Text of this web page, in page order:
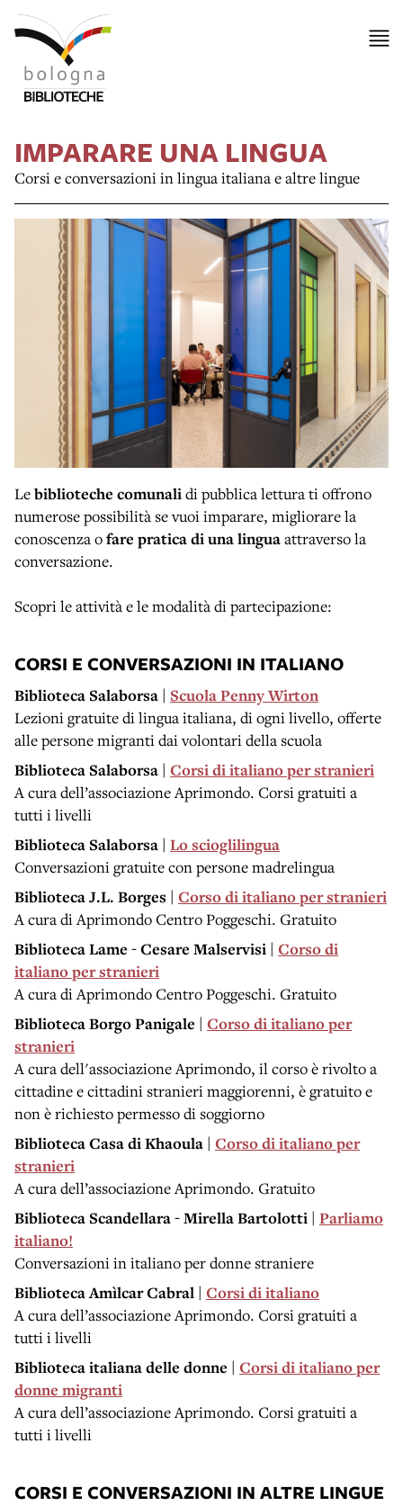
IMPARARE UNA LINGUA
Corsi e conversazioni in lingua italiana e altre lingue
Lebiblioteche comunalidi pubblica lettura ti offrono
numerose possibilità se vuoi imparare, migliorare la
conoscenza ofare pratica di una linguaattraverso la
conversazione.
Scopri le attività e le modalità di partecipazione:
CORSI E CONVERSAZIONI IN ITALIANO
Biblioteca Salaborsa | Scuola Penny Wirton
Lezioni gratuite di lingua italiana, di ogni livello, offerte
alle persone migranti dai volontari della scuola
Biblioteca Salaborsa | Corsi di italiano per stranieri
A cura dell’associazione Aprimondo. Corsi gratuiti a
tutti i livelli
Biblioteca Salaborsa | Lo scioglilingua
Conversazioni gratuite con persone madrelingua
Biblioteca J.L. Borges | Corso di italiano per stranieri
A cura di Aprimondo Centro Poggeschi. Gratuito
Biblioteca Lame - Cesare Malservisi | Corso di
italiano per stranieri
A cura di Aprimondo Centro Poggeschi. Gratuito
Biblioteca Borgo Panigale | Corso di italiano per
stranieri
A cura dell'associazione Aprimondo, il corso è rivolto a
cittadine e cittadini stranieri maggiorenni, è gratuito e
non è richiesto permesso di soggiorno
Biblioteca Casa di Khaoula | Corso di italiano per
stranieri
A cura dell’associazione Aprimondo. Gratuito
Biblioteca Scandellara - Mirella Bartolotti | Parliamo
italiano!
Conversazioni in italiano per donne straniere
Biblioteca Amìlcar Cabral | Corsi di italiano
A cura dell’associazione Aprimondo. Corsi gratuiti a
tutti i livelli
Biblioteca italiana delle donne | Corsi di italiano per
donne migranti
A cura dell’associazione Aprimondo. Corsi gratuiti a
tutti i livelli
CORSI E CONVERSAZIONI IN ALTRE LINGUE